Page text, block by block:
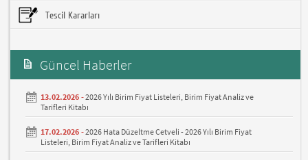
Tescil Kararları
Güncel Haberler
13.02.2026 -2026 Yılı Birim Fiyat Listeleri, Birim Fiyat Analiz ve
Tarifleri Kitabı
17.02.2026 -2026 Hata Düzeltme Cetveli - 2026 Yılı Birim Fiyat
Listeleri, Birim Fiyat Analiz ve Tarifleri Kitabı